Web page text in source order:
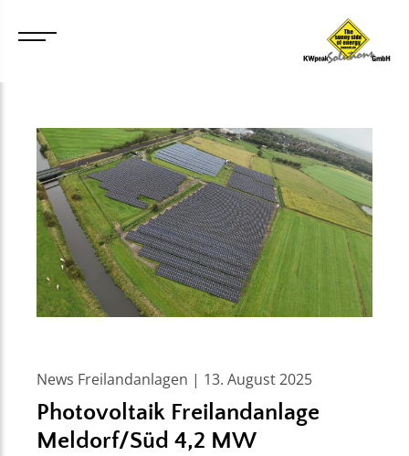
News Freilandanlagen | 13. August 2025
Photovoltaik Freilandanlage
Meldorf/Süd 4,2 MW